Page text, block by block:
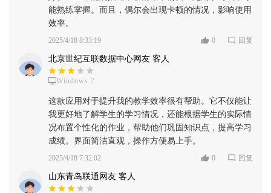
能熟练掌握。而且，偶尔会出现卡顿的情况，影响使用
效率。
2025/4/18 8:33:19 0 回复
北京世纪互联数据中心网友 客人
Windows 7
这款应用对于提升我的教学效率很有帮助。它不仅能让
我更好地了解学生的学习情况，还能根据学生的实际情
况布置个性化的作业，帮助他们巩固知识点，提高学习
成绩。界面简洁直观，操作方便易上手。
2025/4/18 7:32:02 0 回复
山东青岛联通网友 客人